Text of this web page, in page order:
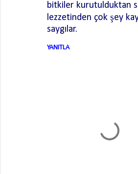
bitkiler kurutulduktan
lezzetinden çok şey
saygılar.
YANITLA